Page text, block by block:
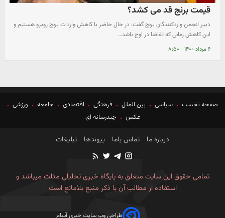
قیمت برنج قد می کشد؟
دبیر انجمن واردکنندگان برنج گفت: در حال حاضر با کاهش واردات برنج روبرو هستیم و
این کاهش زمانی که تقاضا در اوج باشد…
۶ مرداد ۱۴۰۰ | ۸:۵۰
صفحه نخست سیاسی بین الملل فرهنگی اقتصادی جامعه
ورزشی
عکس
چندرسانه ای
درباره ما تماس باما پیوندها تبلیغات
تمامی حقوق این سایت متعلق به پایگاه خبری تحلیلی مثلث میباشد و
استفاده از مطالب آن با ذکر منبع بلامانع است
طراحی وب سایت خبری آسام